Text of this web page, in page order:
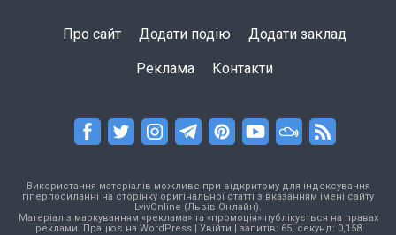
Про сайт Додати подію Додати заклад
Реклама Контакти
Використання матеріалів можливе при відкритому для індексування
гіперпосиланні на сторінку оригінальної статті з вказанням імені сайту
LvivOnline (Львів Онлайн).
Матеріал з маркуванням «реклама» та «промоція» публікується на правах
реклами. Працює на WordPress| Увійти | запитів: 65, секунд: 0,158